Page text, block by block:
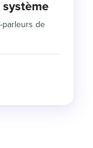
système
parleurs de